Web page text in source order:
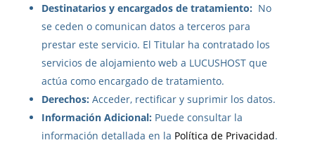
Destinatarios y encargados de tratamiento: No
se ceden o comunican datos a terceros para
prestar este servicio. El Titular ha contratado los
servicios de alojamiento web a LUCUSHOST que
actúa como encargado de tratamiento.
Derechos: Acceder, rectificar y suprimir los datos.
Información Adicional: Puede consultar la
información detallada en la Política de Privacidad.